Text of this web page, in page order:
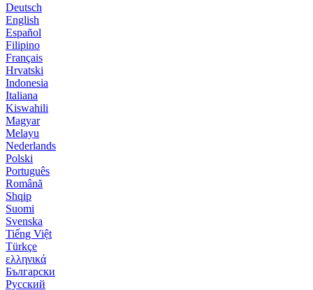
Deutsch
English
Español
Filipino
Français
Hrvatski
Indonesia
Italiana
Kiswahili
Magyar
Melayu
Nederlands
Polski
Português
Română
Shqip
Suomi
Svenska
Tiếng Việt
Türkçe
ελληνικά
Български
Русский